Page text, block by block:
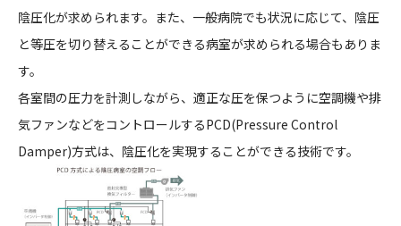
陰圧化が求められます。また、一般病院でも状況に応じて、陰圧
と等圧を切り替えることができる病室が求められる場合もありま
す。
各室間の圧力を計測しながら、適正な圧を保つように空調機や排
気ファンなどをコントロールするPCD(Pressure Control
Damper)方式は、陰圧化を実現することができる技術です。